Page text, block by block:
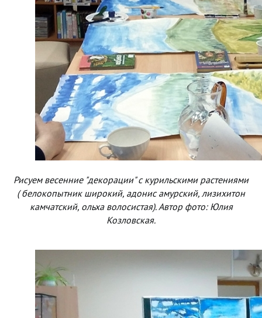
Рисуем весенние "декорации" с курильскими растениями
( белокопытник широкий, адонис амурский, лизихитон
камчатский, ольха волосистая). Автор фото: Юлия
Козловская.